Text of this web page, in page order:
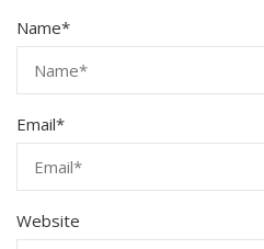
Name*
Email*
Website